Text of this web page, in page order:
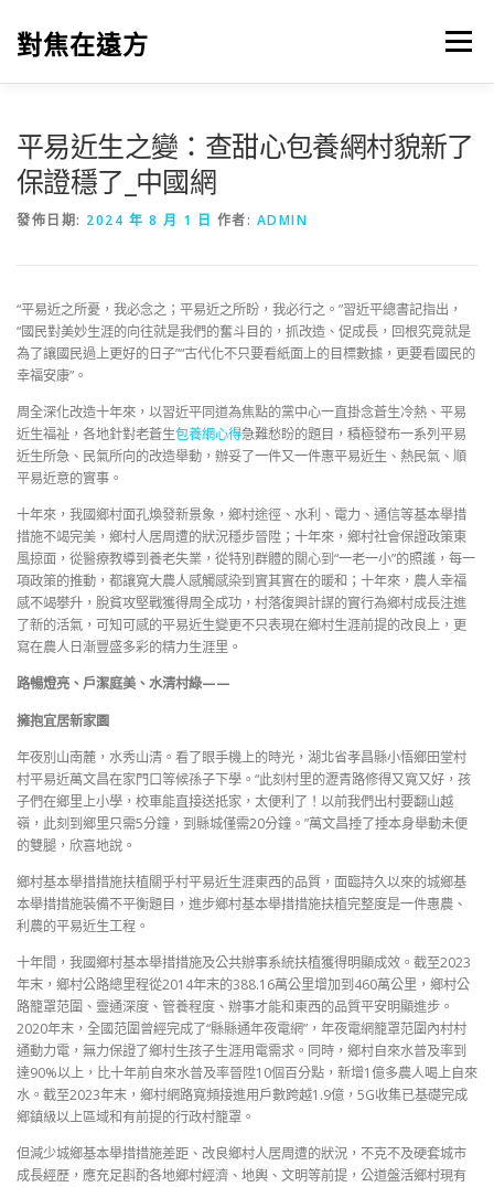
對焦在遠方 選單
平易近生之變：查甜心包養網村貌新了
保證穩了_中國網
發佈日期: 2024 年 8 月 1 日 作者: ADMIN
“平易近之所憂，我必念之；平易近之所盼，我必行之。”習近平總書記指出，
“國民對美妙生涯的向往就是我們的奮斗目的，抓改造、促成長，回根究竟就是
為了讓國民過上更好的日子”“古代化不只要看紙面上的目標數據，更要看國民的
幸福安康”。
周全深化改造十年來，以習近平同道為焦點的黨中心一直掛念蒼生冷熱、平易
近生福祉，各地針對老蒼生包養網心得急難愁盼的題目，積極發布一系列平易
近生所急、民氣所向的改造舉動，辦妥了一件又一件惠平易近生、熱民氣、順
平易近意的實事。
十年來，我國鄉村面孔煥發新景象，鄉村途徑、水利、電力、通信等基本舉措
措施不竭完美，鄉村人居周遭的狀況穩步晉陞；十年來，鄉村社會保證政策東
風掠面，從醫療教導到養老失業，從特別群體的關心到“一老一小”的照護，每一
項政策的推動，都讓寬大農人感觸感染到實其實在的暖和；十年來，農人幸福
感不竭攀升，脫貧攻堅戰獲得周全成功，村落復興計謀的實行為鄉村成長注進
了新的活氣，可知可感的平易近生變更不只表現在鄉村生涯前提的改良上，更
寫在農人日漸豐盛多彩的精力生涯里。
路暢燈亮、戶潔庭美、水清村綠——
擁抱宜居新家園
年夜別山南麓，水秀山清。看了眼手機上的時光，湖北省孝昌縣小悟鄉田堂村
村平易近萬文昌在家門口等候孫子下學。“此刻村里的瀝青路修得又寬又好，孩
子們在鄉里上小學，校車能直接送抵家，太便利了！以前我們出村要翻山越
嶺，此刻到鄉里只需5分鐘，到縣城僅需20分鐘。”萬文昌捶了捶本身舉動未便
的雙腿，欣喜地說。
鄉村基本舉措措施扶植關乎村平易近生涯東西的品質，面臨持久以來的城鄉基
本舉措措施裝備不平衡題目，進步鄉村基本舉措措施扶植完整度是一件惠農、
利農的平易近生工程。
十年間，我國鄉村基本舉措措施及公共辦事系統扶植獲得明顯成效。截至2023
年末，鄉村公路總里程從2014年末的388.16萬公里增加到460萬公里，鄉村公
路籠罩范圍、靈通深度、管養程度、辦事才能和東西的品質平安明顯進步。
2020年末，全國范圍曾經完成了“縣縣通年夜電網”，年夜電網籠罩范圍內村村
通動力電，無力保證了鄉村生孩子生涯用電需求。同時，鄉村自來水普及率到
達90%以上，比十年前自來水普及率晉陞10個百分點，新增1億多農人喝上自來
水。截至2023年末，鄉村網路寬頻接進用戶數跨越1.9億，5G收集已基礎完成
鄉鎮級以上區域和有前提的行政村籠罩。
但減少城鄉基本舉措措施差距、改良鄉村人居周遭的狀況，不克不及硬套城市
成長經歷，應充足斟酌各地鄉村經濟、地輿、文明等前提，公道盤活鄉村現有